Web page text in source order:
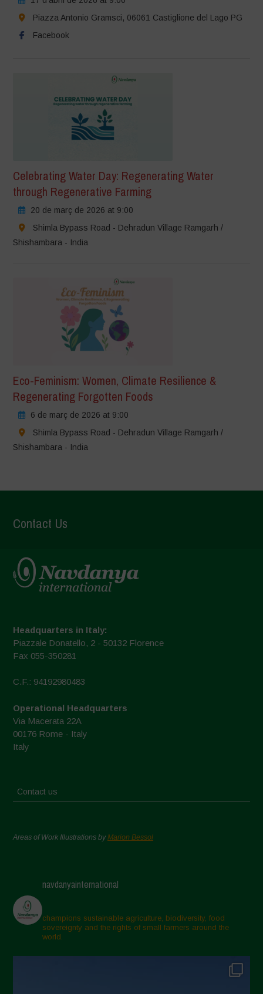
Piazza Antonio Gramsci, 06061 Castiglione del Lago PG
Facebook
Celebrating Water Day: Regenerating Water
through Regenerative Farming
20 de març de 2026 at 9:00
Shimla Bypass Road - Dehradun Village Ramgarh /
Shishambara - India
Eco-Feminism: Women, Climate Resilience &
Regenerating Forgotten Foods
6 de març de 2026 at 9:00
Shimla Bypass Road - Dehradun Village Ramgarh /
Shishambara - India
Contact Us
Headquarters in Italy:
Piazzale Donatello, 2 - 50132 Florence
Fax 055-350281
C.F.: 94192980483
Operational Headquarters
Via Macerata 22A
00176 Rome - Italy
Italy
Contact us
Areas of Work Illustrations byMarion Bessol
navdanyainternational
champions sustainable agriculture, biodiversity, food
sovereignty and the rights of small farmers around the
world.